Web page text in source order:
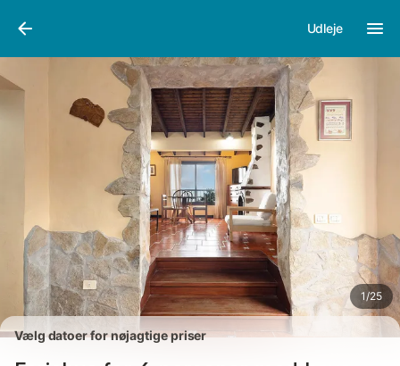
Udleje
1/25
Billeder
Vælg datoer for nøjagtige priser